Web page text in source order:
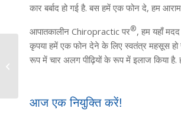
कार बर्बाद हो गई है. बस हमें एक फोन दे, हम
आपातकालीन Chiropractic पर®, हम यहाँ
कृपया हमें एक फोन देने के लिए स्वतंत्र महसूस
रूप में चार अलग पीढ़ियों के रूप में इलाज किया है.
आज एक नियुक्ति करें!
पूर्वोत्तर घाटी केंद्र